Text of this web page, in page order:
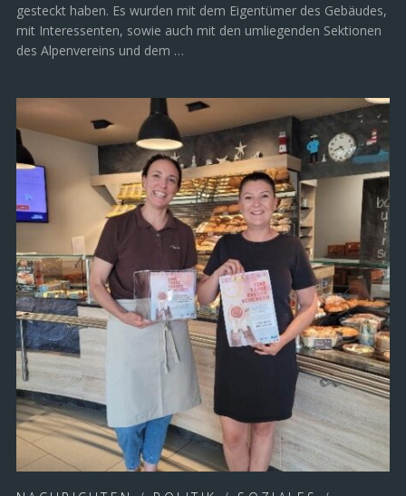
gesteckt haben. Es wurden mit dem Eigentümer des Gebäudes,
mit Interessenten, sowie auch mit den umliegenden Sektionen
des Alpenvereins und dem …